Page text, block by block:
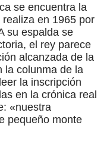
se encuentra la
en 1965 por
su espalda se
el rey parece
alcanzada de la
la colunma de la
la inscripción
en la crónica real
«nuestra
pequeño monte